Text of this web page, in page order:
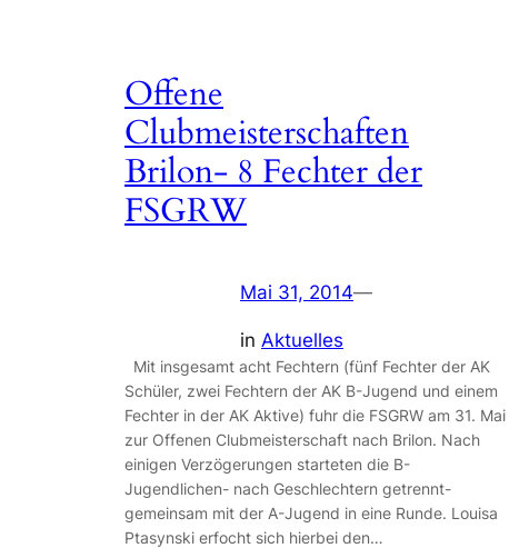
Offene
Clubmeisterschaften
Brilon- 8 Fechter der
FSGRW
Mai 31, 2014—
in Aktuelles
Mit insgesamt acht Fechtern (fünf Fechter der AK
Schüler, zwei Fechtern der AK B-Jugend und einem
Fechter in der AK Aktive) fuhr die FSGRW am 31. Mai
zur Offenen Clubmeisterschaft nach Brilon. Nach
einigen Verzögerungen starteten die B-
Jugendlichen- nach Geschlechtern getrennt-
gemeinsam mit der A-Jugend in eine Runde. Louisa
Ptasynski erfocht sich hierbei den…